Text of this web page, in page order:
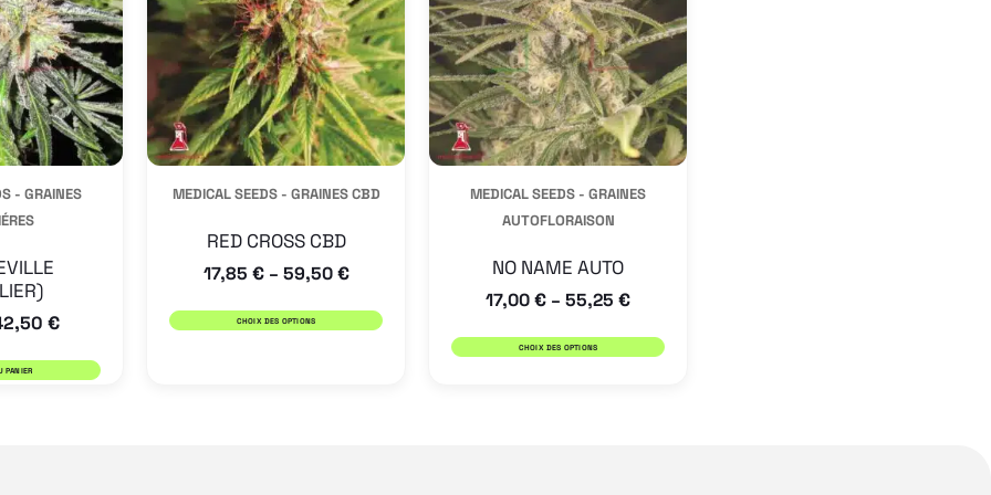
- GRAINES
€
PANIER
MEDICAL SEEDS - GRAINES CBD
RED CROSS CBD
17,85 €– 59,50€
CHOIX DES OPTIONS
variations.
Les
options
peuvent
être
MEDICAL SEEDS - GRAINES
AUTOFLORAISON
NO NAME AUTO
17,00€ – 55,25 €
CHOIX DES OPTIONS
variations.
Les
options
peuvent
être